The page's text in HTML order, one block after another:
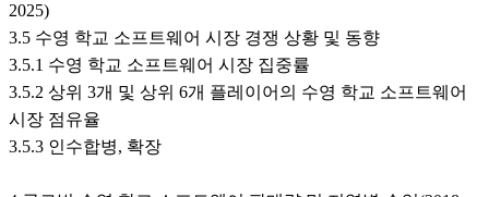
2025)
3.5 수영 학교 소프트웨어 시장 경쟁 상황 및 동향
3.5.1 수영 학교 소프트웨어 시장 집중률
3.5.2 상위 3개 및 상위 6개 플레이어의 수영 학교 소프트웨어
시장 점유율
3.5.3 인수합병, 확장